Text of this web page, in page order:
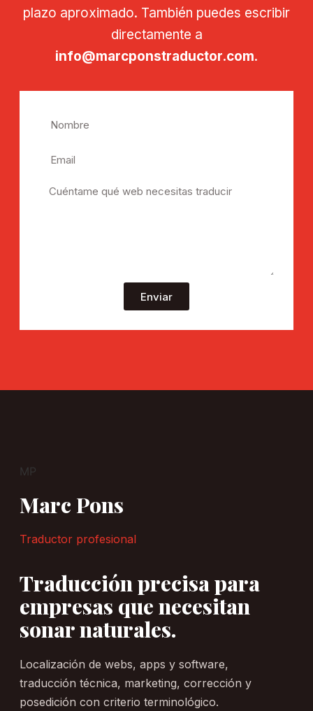
plazo aproximado. También puedes escribir
directamente a
info@marcponstraductor.com.
Enviar
MP
Marc Pons
Traductor profesional
Traducción precisa para
empresas que necesitan
sonar naturales.
Localización de webs, apps y software,
traducción técnica, marketing, corrección y
posedición con criterio terminológico.